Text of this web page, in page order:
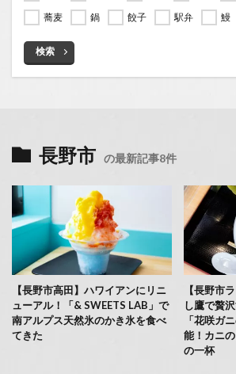
蕎麦
鍋 餃子 駅弁 鰻
検索
長野市 の最新記事8件
【長野市高田】ハワイアンにリニ
ューアル！「& SWEETS LAB」で
南アルプス天然氷のかき氷を食べ
てきた
【長野市
し鷹で贅
「花咲ガ
能！カニ
の一杯